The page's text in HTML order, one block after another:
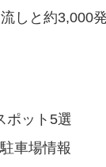
しと約3,000
ポット5選
車場情報